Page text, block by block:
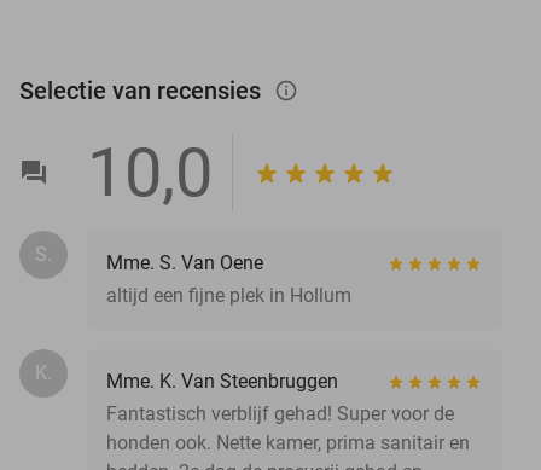
Selectie van recensies info_outlined
10,0
S.
Mme. S. Van Oene
altijd een fijne plek in Hollum
K.
Mme. K. Van Steenbruggen
Fantastisch verblijf gehad! Super voor de
honden ook. Nette kamer, prima sanitair en